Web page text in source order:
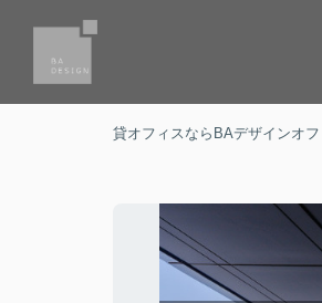
貸オフィスならBAデザインオ